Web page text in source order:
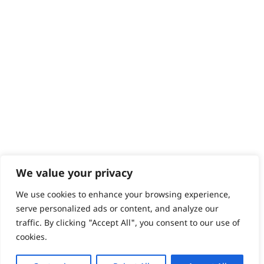
We value your privacy
We use cookies to enhance your browsing experience,
serve personalized ads or content, and analyze our
traffic. By clicking "Accept All", you consent to our use of
cookies.